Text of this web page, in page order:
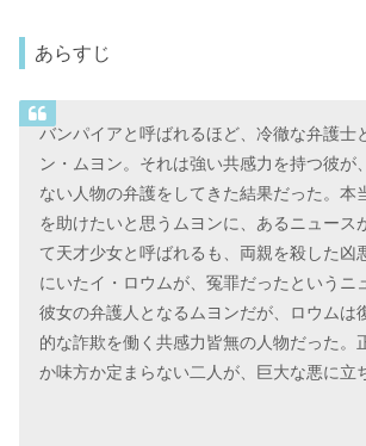
あらすじ
バンパイアと呼ばれるほど、冷徹な弁護士
ン・ムヨン。それは強い共感力を持つ彼が
ない人物の弁護をしてきた結果だった。本
を助けたいと思うムヨンに、あるニュース
て天才少女と呼ばれるも、両親を殺した凶
にいたイ・ロウムが、冤罪だったというニ
彼女の弁護人となるムヨンだが、ロウムは
的な詐欺を働く共感力皆無の人物だった。
か味方か定まらない二人が、巨大な悪に立